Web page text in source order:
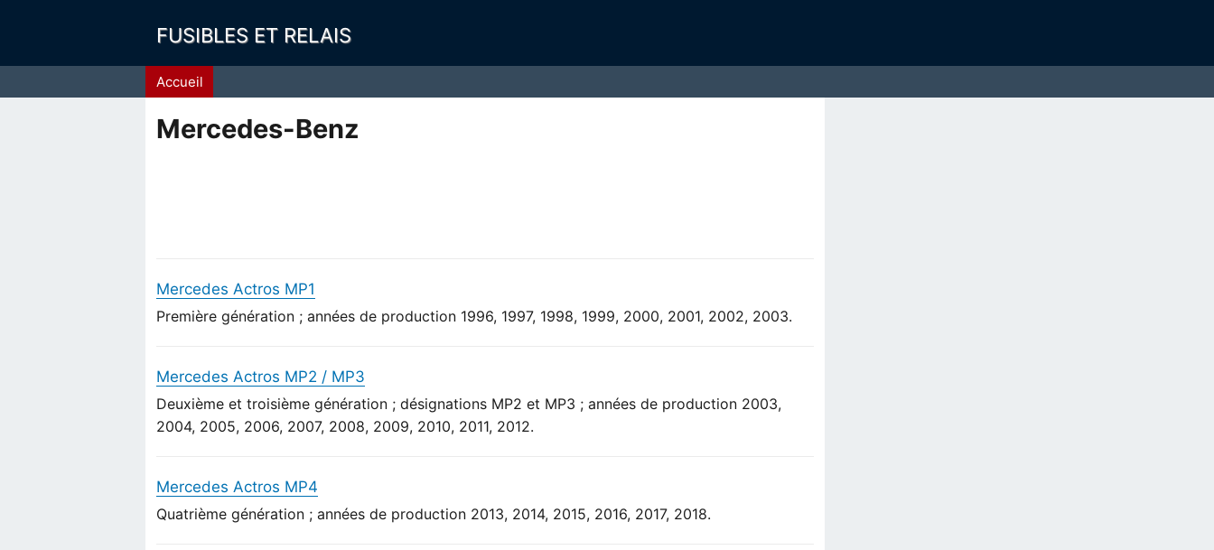
FUSIBLES ET RELAIS
Fil
d'Ariane
Accueil
Mercedes-Benz
Mercedes Actros MP1
Première génération ; années de production 1996, 1997, 1998, 1999, 2000, 2001, 2002, 2003.
Mercedes Actros MP2 / MP3
Deuxième et troisième génération ; désignations MP2 et MP3 ; années de production 2003,
2004, 2005, 2006, 2007, 2008, 2009, 2010, 2011, 2012.
Mercedes Actros MP4
Quatrième génération ; années de production 2013, 2014, 2015, 2016, 2017, 2018.